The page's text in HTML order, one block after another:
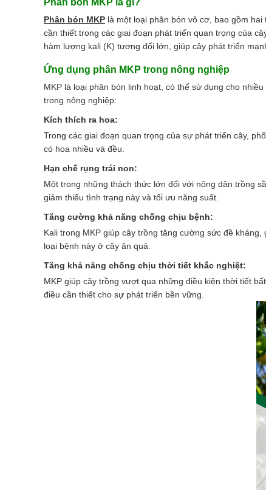
Phân bón MKP là một loại phân bón vô cơ, bao gồm
cần thiết trong các giai đoạn phát triển quan trọng của
hàm lượng kali (K) tương đối lớn, giúp cây phát triển
Ứng dụng phân MKP trong nông nghiệp
MKP là loại phân bón linh hoạt, có thể sử dụng cho
trong nông nghiệp:
Kích thích ra hoa:
Trong các giai đoạn quan trọng của sự phát triển cây,
có hoa nhiều và đều.
Hạn chế rụng trái non:
Một trong những thách thức lớn đối với nông dân trồng
giảm thiểu tình trạng này và tối ưu năng suất.
Tăng cường khả năng chống chịu bệnh:
Kali trong MKP giúp cây trồng tăng cường sức đề
loại bệnh này ở cây ăn quả.
Tăng khả năng chống chịu thời tiết khắc nghiệt:
MKP giúp cây trồng vượt qua những điều kiện thời tiết
điều cần thiết cho sự phát triển bền vững.